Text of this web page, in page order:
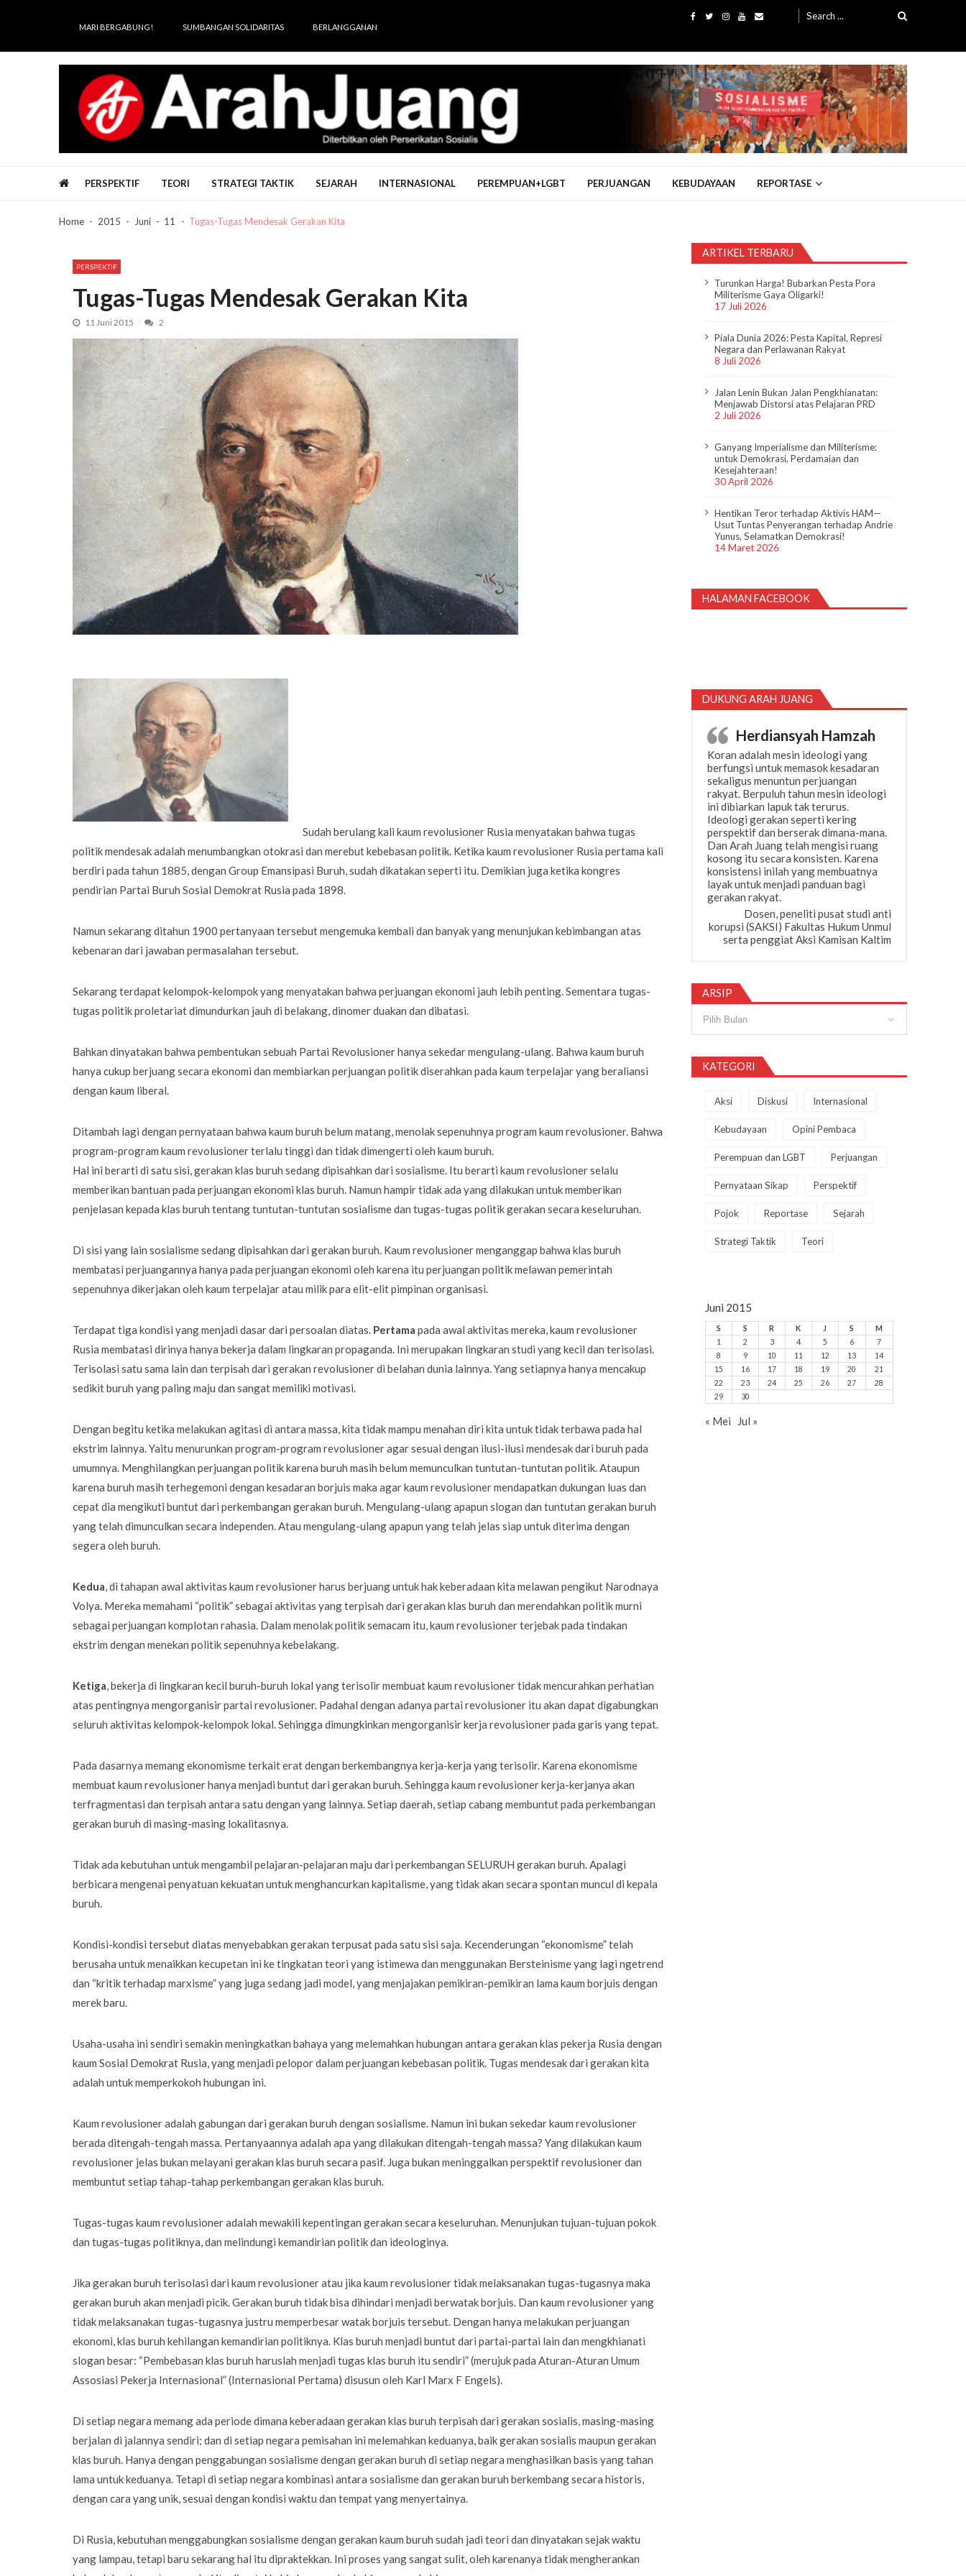
MARI BERGABUNG! SUMBANGAN SOLIDARITAS BERLANGGANAN
for:
PERSPEKTIF TEORI STRATEGI TAKTIK SEJARAH INTERNASIONAL PEREMPUAN+LGBT PERJUANGAN KEBUDAYAAN REPORTASE
Home 2015 Juni 11 Tugas-Tugas Mendesak Gerakan Kita
PERSPEKTIF
Tugas-Tugas Mendesak Gerakan Kita
11 Juni 2015 2
Sudah berulang kali kaum revolusioner Rusia menyatakan bahwa tugas
politik mendesak adalah menumbangkan otokrasi dan merebut kebebasan politik. Ketika kaum revolusioner Rusia pertama kali
berdiri pada tahun 1885, dengan Group Emansipasi Buruh, sudah dikatakan seperti itu. Demikian juga ketika kongres
pendirian Partai Buruh Sosial Demokrat Rusia pada 1898.
Namun sekarang ditahun 1900 pertanyaan tersebut mengemuka kembali dan banyak yang menunjukan kebimbangan atas
kebenaran dari jawaban permasalahan tersebut.
Sekarang terdapat kelompok-kelompok yang menyatakan bahwa perjuangan ekonomi jauh lebih penting. Sementara tugas-
tugas politik proletariat dimundurkan jauh di belakang, dinomer duakan dan dibatasi.
Bahkan dinyatakan bahwa pembentukan sebuah Partai Revolusioner hanya sekedar mengulang-ulang. Bahwa kaum buruh
hanya cukup berjuang secara ekonomi dan membiarkan perjuangan politik diserahkan pada kaum terpelajar yang beraliansi
dengan kaum liberal.
Ditambah lagi dengan pernyataan bahwa kaum buruh belum matang, menolak sepenuhnya program kaum revolusioner. Bahwa
program-program kaum revolusioner terlalu tinggi dan tidak dimengerti oleh kaum buruh.
Hal ini berarti di satu sisi, gerakan klas buruh sedang dipisahkan dari sosialisme. Itu berarti kaum revolusioner selalu
memberikan bantuan pada perjuangan ekonomi klas buruh. Namun hampir tidak ada yang dilakukan untuk memberikan
penjelasan kepada klas buruh tentang tuntutan-tuntutan sosialisme dan tugas-tugas politik gerakan secara keseluruhan.
Di sisi yang lain sosialisme sedang dipisahkan dari gerakan buruh. Kaum revolusioner menganggap bahwa klas buruh
membatasi perjuangannya hanya pada perjuangan ekonomi oleh karena itu perjuangan politik melawan pemerintah
sepenuhnya dikerjakan oleh kaum terpelajar atau milik para elit-elit pimpinan organisasi.
Terdapat tiga kondisi yang menjadi dasar dari persoalan diatas. Pertama pada awal aktivitas mereka, kaum revolusioner
Rusia membatasi dirinya hanya bekerja dalam lingkaran propaganda. Ini merupakan lingkaran studi yang kecil dan terisolasi.
Terisolasi satu sama lain dan terpisah dari gerakan revolusioner di belahan dunia lainnya. Yang setiapnya hanya mencakup
sedikit buruh yang paling maju dan sangat memiliki motivasi.
Dengan begitu ketika melakukan agitasi di antara massa, kita tidak mampu menahan diri kita untuk tidak terbawa pada hal
ekstrim lainnya. Yaitu menurunkan program-program revolusioner agar sesuai dengan ilusi-ilusi mendesak dari buruh pada
umumnya. Menghilangkan perjuangan politik karena buruh masih belum memunculkan tuntutan-tuntutan politik. Ataupun
karena buruh masih terhegemoni dengan kesadaran borjuis maka agar kaum revolusioner mendapatkan dukungan luas dan
cepat dia mengikuti buntut dari perkembangan gerakan buruh. Mengulang-ulang apapun slogan dan tuntutan gerakan buruh
yang telah dimunculkan secara independen. Atau mengulang-ulang apapun yang telah jelas siap untuk diterima dengan
segera oleh buruh.
Kedua, di tahapan awal aktivitas kaum revolusioner harus berjuang untuk hak keberadaan kita melawan pengikut Narodnaya
Volya. Mereka memahami “politik” sebagai aktivitas yang terpisah dari gerakan klas buruh dan merendahkan politik murni
sebagai perjuangan komplotan rahasia. Dalam menolak politik semacam itu, kaum revolusioner terjebak pada tindakan
ekstrim dengan menekan politik sepenuhnya kebelakang.
Ketiga, bekerja di lingkaran kecil buruh-buruh lokal yang terisolir membuat kaum revolusioner tidak mencurahkan perhatian
atas pentingnya mengorganisir partai revolusioner. Padahal dengan adanya partai revolusioner itu akan dapat digabungkan
seluruh aktivitas kelompok-kelompok lokal. Sehingga dimungkinkan mengorganisir kerja revolusioner pada garis yang tepat.
Pada dasarnya memang ekonomisme terkait erat dengan berkembangnya kerja-kerja yang terisolir. Karena ekonomisme
membuat kaum revolusioner hanya menjadi buntut dari gerakan buruh. Sehingga kaum revolusioner kerja-kerjanya akan
terfragmentasi dan terpisah antara satu dengan yang lainnya. Setiap daerah, setiap cabang membuntut pada perkembangan
gerakan buruh di masing-masing lokalitasnya.
Tidak ada kebutuhan untuk mengambil pelajaran-pelajaran maju dari perkembangan SELURUH gerakan buruh. Apalagi
berbicara mengenai penyatuan kekuatan untuk menghancurkan kapitalisme, yang tidak akan secara spontan muncul di kepala
buruh.
Kondisi-kondisi tersebut diatas menyebabkan gerakan terpusat pada satu sisi saja. Kecenderungan “ekonomisme” telah
berusaha untuk menaikkan kecupetan ini ke tingkatan teori yang istimewa dan menggunakan Bersteinisme yang lagi ngetrend
dan “kritik terhadap marxisme” yang juga sedang jadi model, yang menjajakan pemikiran-pemikiran lama kaum borjuis dengan
merek baru.
Usaha-usaha ini sendiri semakin meningkatkan bahaya yang melemahkan hubungan antara gerakan klas pekerja Rusia dengan
kaum Sosial Demokrat Rusia, yang menjadi pelopor dalam perjuangan kebebasan politik. Tugas mendesak dari gerakan kita
adalah untuk memperkokoh hubungan ini.
Kaum revolusioner adalah gabungan dari gerakan buruh dengan sosialisme. Namun ini bukan sekedar kaum revolusioner
berada ditengah-tengah massa. Pertanyaannya adalah apa yang dilakukan ditengah-tengah massa? Yang dilakukan kaum
revolusioner jelas bukan melayani gerakan klas buruh secara pasif. Juga bukan meninggalkan perspektif revolusioner dan
membuntut setiap tahap-tahap perkembangan gerakan klas buruh.
Tugas-tugas kaum revolusioner adalah mewakili kepentingan gerakan secara keseluruhan. Menunjukan tujuan-tujuan pokok
dan tugas-tugas politiknya, dan melindungi kemandirian politik dan ideologinya.
Jika gerakan buruh terisolasi dari kaum revolusioner atau jika kaum revolusioner tidak melaksanakan tugas-tugasnya maka
gerakan buruh akan menjadi picik. Gerakan buruh tidak bisa dihindari menjadi berwatak borjuis. Dan kaum revolusioner yang
tidak melaksanakan tugas-tugasnya justru memperbesar watak borjuis tersebut. Dengan hanya melakukan perjuangan
ekonomi, klas buruh kehilangan kemandirian politiknya. Klas buruh menjadi buntut dari partai-partai lain dan mengkhianati
slogan besar: “Pembebasan klas buruh haruslah menjadi tugas klas buruh itu sendiri” (merujuk pada Aturan-Aturan Umum
Assosiasi Pekerja Internasional” (Internasional Pertama) disusun oleh Karl Marx F Engels).
Di setiap negara memang ada periode dimana keberadaan gerakan klas buruh terpisah dari gerakan sosialis, masing-masing
berjalan di jalannya sendiri; dan di setiap negara pemisahan ini melemahkan keduanya, baik gerakan sosialis maupun gerakan
klas buruh. Hanya dengan penggabungan sosialisme dengan gerakan buruh di setiap negara menghasilkan basis yang tahan
lama untuk keduanya. Tetapi di setiap negara kombinasi antara sosialisme dan gerakan buruh berkembang secara historis,
dengan cara yang unik, sesuai dengan kondisi waktu dan tempat yang menyertainya.
Di Rusia, kebutuhan menggabungkan sosialisme dengan gerakan kaum buruh sudah jadi teori dan dinyatakan sejak waktu
yang lampau, tetapi baru sekarang hal itu dipraktekkan. Ini proses yang sangat sulit, oleh karenanya tidak mengherankan
ARTIKEL TERBARU
Turunkan Harga! Bubarkan Pesta Pora
Militerisme Gaya Oligarki!
17 Juli 2026
Piala Dunia 2026: Pesta Kapital, Represi
Negara dan Perlawanan Rakyat
8 Juli 2026
Jalan Lenin Bukan Jalan Pengkhianatan:
Menjawab Distorsi atas Pelajaran PRD
2 Juli 2026
Ganyang Imperialisme dan Militerisme:
untuk Demokrasi, Perdamaian dan
Kesejahteraan!
30 April 2026
Hentikan Teror terhadap Aktivis HAM—
Usut Tuntas Penyerangan terhadap Andrie
Yunus, Selamatkan Demokrasi!
14 Maret 2026
HALAMAN FACEBOOK
DUKUNG ARAH JUANG
Herdiansyah Hamzah
Koran adalah mesin ideologi yang
berfungsi untuk memasok kesadaran
sekaligus menuntun perjuangan
rakyat. Berpuluh tahun mesin ideologi
ini dibiarkan lapuk tak terurus.
Ideologi gerakan seperti kering
perspektif dan berserak dimana-mana.
Dan Arah Juang telah mengisi ruang
kosong itu secara konsisten. Karena
konsistensi inilah yang membuatnya
layak untuk menjadi panduan bagi
gerakan rakyat.
Dosen, peneliti pusat studi anti
korupsi (SAKSI) Fakultas Hukum Unmul
serta penggiat Aksi Kamisan Kaltim
ARSIP
KATEGORI
Aksi Diskusi Internasional
Kebudayaan Opini Pembaca
Perempuan dan LGBT Perjuangan
Pernyataan Sikap Perspektif
Pojok Reportase Sejarah
Strategi Taktik Teori
Juni 2015
S S R K J S
M
1
2 3 4 5 6
7
8
9 10 11 12 13
14
15
16 17 18 19 20
21
22
23 24 25 26 27
28
29
30
« Mei Jul »